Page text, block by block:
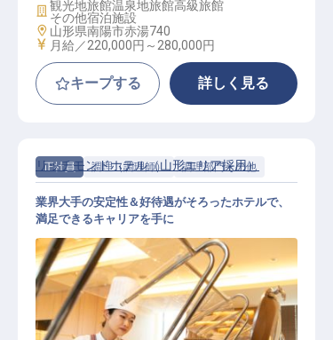
施設業態
観光地旅館温泉地旅館高級旅館
その他宿泊施設
勤務地
山形県南陽市赤湯740
給与
月給／220,000円～ 280,000円
キープする 詳しく見る
正社員 調理（調理師） 調理部門その他
リッチモンドホテル（山形エリア採用）
業界大手の安定性＆好待遇がそろったホテルで、
満足できるキャリアを手に